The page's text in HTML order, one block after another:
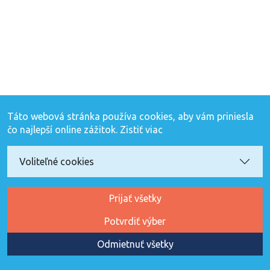
Táto webová stránka používa cookies, aby vám priniesla
čo najlepší online zážitok. Zistiť viac
Voliteľné cookies
Prijať všetky
Potvrdiť výber
Odmietnuť všetky